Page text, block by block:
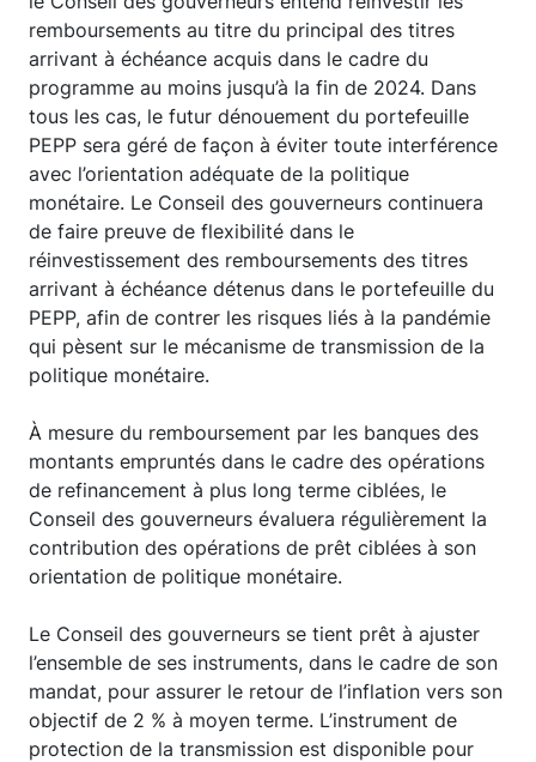
remboursements au titre du principal des titres
arrivant à échéance acquis dans le cadre du
programme au moins jusqu’à la fin de 2024. Dans
tous les cas, le futur dénouement du portefeuille
PEPP sera géré de façon à éviter toute interférence
avec l’orientation adéquate de la politique
monétaire. Le Conseil des gouverneurs continuera
de faire preuve de flexibilité dans le
réinvestissement des remboursements des titres
arrivant à échéance détenus dans le portefeuille du
PEPP, afin de contrer les risques liés à la pandémie
qui pèsent sur le mécanisme de transmission de la
politique monétaire.
À mesure du remboursement par les banques des
montants empruntés dans le cadre des opérations
de refinancement à plus long terme ciblées, le
Conseil des gouverneurs évaluera régulièrement la
contribution des opérations de prêt ciblées à son
orientation de politique monétaire.
Le Conseil des gouverneurs se tient prêt à ajuster
l’ensemble de ses instruments, dans le cadre de son
mandat, pour assurer le retour de l’inflation vers son
objectif de 2 % à moyen terme. L’instrument de
protection de la transmission est disponible pour